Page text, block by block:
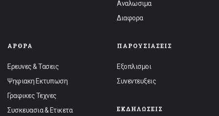
Αναλωσιμα
Διαφορα
ΆΡΘΡΑ
Ερευνες & Τασεις
Ψηφιακη Εκτυπωση
Γραφικες Τεχνες
Συσκευασια & Ετικετα
ΠΑΡΟΥΣΙΆΣΕΙΣ
Εξοπλισμοι
Συνεντευξεις
ΕΚΔΗΛΏΣΕΙΣ